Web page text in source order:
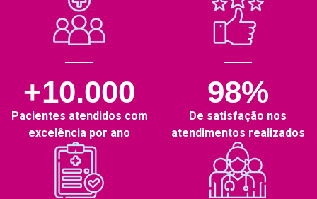
+10.000
Pacientes atendidos com
excelência por ano
98%
De satisfação nos
atendimentos realizados